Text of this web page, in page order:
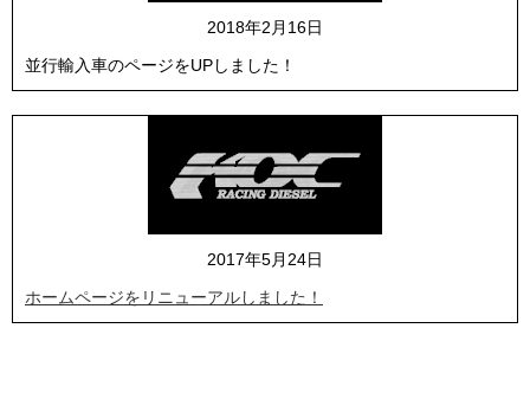
2018年2月16日
並行輸入車のページをUPしました！
2017年5月24日
ホームページをリニューアルしました！